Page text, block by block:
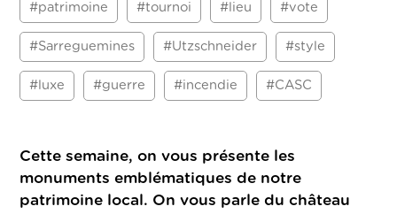
#patrimoine #tournoi #lieu #vote
#Sarreguemines #Utzschneider #style
#luxe #guerre #incendie #CASC
Cette semaine, on vous présente les
monuments emblématiques de notre
patrimoine local. On vous parle du château